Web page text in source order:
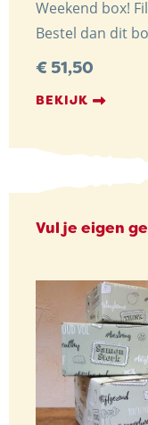
Weekend box!
Bestel dan dit
€ 51,50
BEKIJK
Vul je eigen